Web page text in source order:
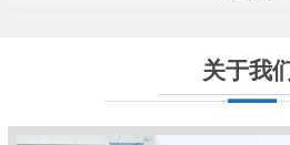
关于我